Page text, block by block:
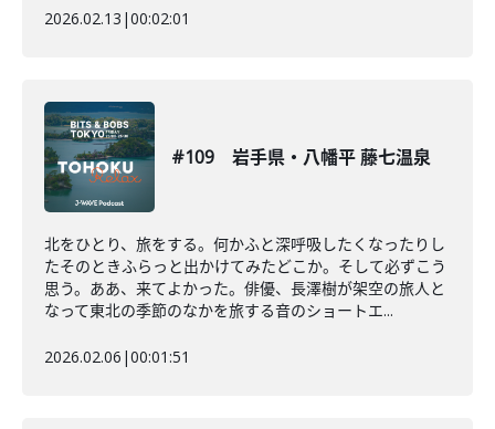
2026.02.13 |00:02:01
#109 岩手県・八幡平 藤七温泉
北をひとり、旅をする。何かふと深呼吸したくなったりし
たそのときふらっと出かけてみたどこか。そして必ずこう
思う。ああ、来てよかった。俳優、長澤樹が架空の旅人と
なって東北の季節のなかを旅する音のショートエ...
2026.02.06 |00:01:51